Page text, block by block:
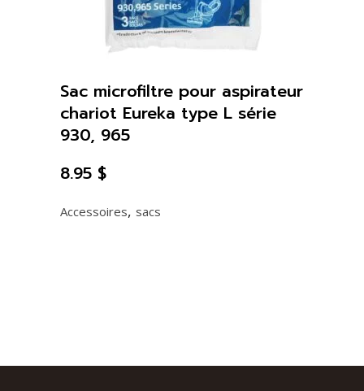
Accessoires, sacs
Sac microfiltre pour aspirateur
chariot Eureka type L série
930, 965
8.95 $